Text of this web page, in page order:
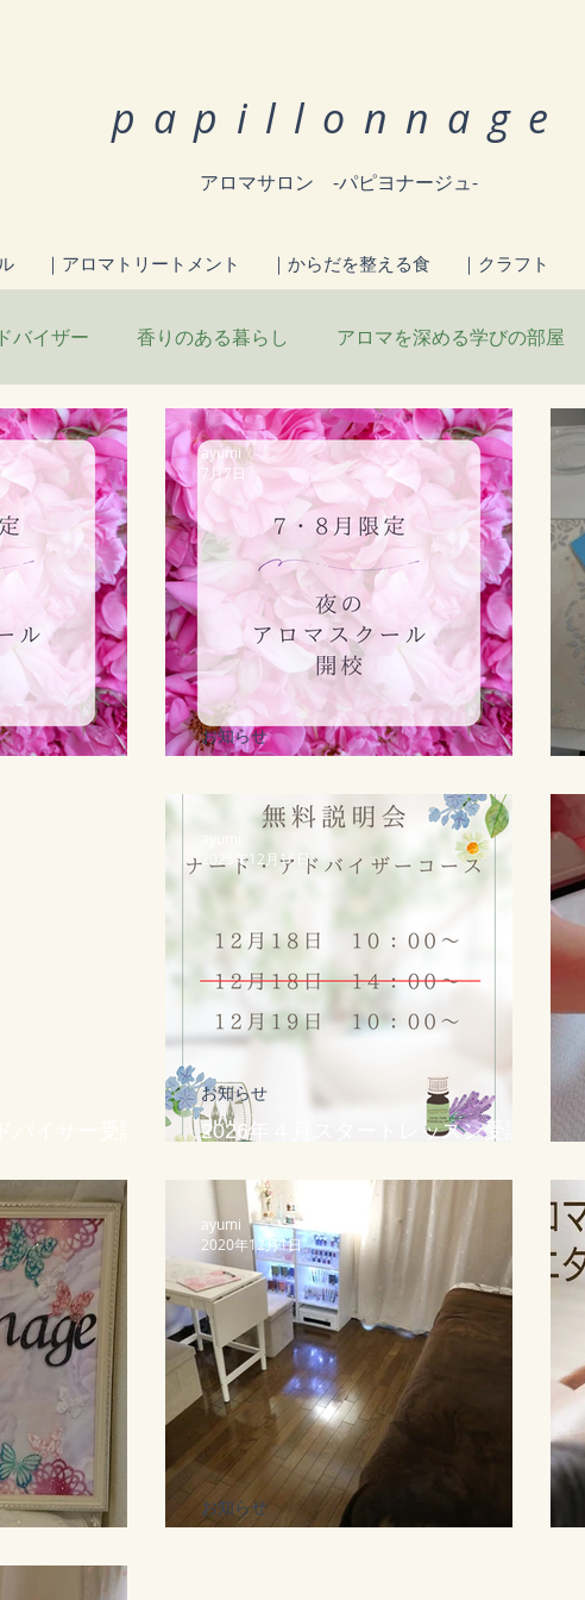
papillonnage
アロマサロン -パピヨナージュ-
｜アロマトリートメント ｜からだを整える食 ｜クラフト
バイザー 香りのある暮らし アロマを深める学びの部屋
日々のこと お知らせ
お知らせ
ayumi
7月7日
2026年４月スタートレッスン受講生
お知らせ
ayumi
2025年12月16日
お知らせ
ayumi
2020年12月1日